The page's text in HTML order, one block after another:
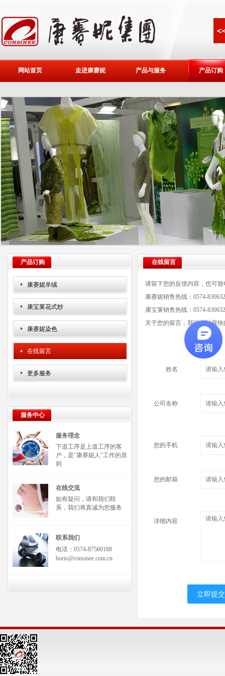
网站首页 走进康赛妮 产品与服务 产品订购
产品订购
康赛妮羊绒
康宝莱花式纱
康赛妮染色
在线留言
更多服务
服务中心
服务理念
下道工序是上道工序的客
户，是"康赛妮人"工作的原
则
在线交流
如有疑问，请和我们联
系，我们将真诚为您服务
联系我们
电话：0574-87560188
boris@consinee.com.cn
在线留言
请留下您的反馈内容，也可
康赛妮销售热线：0574-
康宝莱销售热线：0574-
关于您的留言，我们会以最
姓名
公司名称
您的手机
您的邮箱
详细内容
立即提交